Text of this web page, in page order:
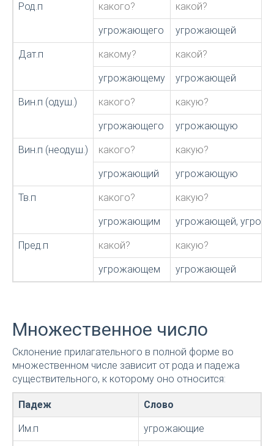
Род.п какого? какой?
угрожающего угрожающей
Дат.п какому? какой?
угрожающему угрожающей
Вин.п (одуш.) какого? какую?
угрожающего угрожающую
Вин.п (неодуш.) какого? какую?
угрожающий угрожающую
Тв.п какого? какую?
угрожающим угрожающей,
Пред.п какой? какую?
угрожающем угрожающей
Множественное число
Склонение прилагательного в полной форме во
множественном числе зависит от рода и падежа
существительного, к которому оно относится:
Падеж Слово
Им.п угрожающие